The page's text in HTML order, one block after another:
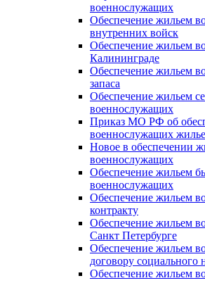
военнослужащих
Обеспечение жильем
внутренних войск
Обеспечение жильем
Калининграде
Обеспечение жильем
запаса
Обеспечение жильем
военнослужащих
Приказ МО РФ об
военнослужащих
Новое в обеспечении
военнослужащих
Обеспечение жильем
военнослужащих
Обеспечение жильем
контракту
Обеспечение жильем
Санкт Петербурге
Обеспечение жильем
договору социального
Обеспечение жильем